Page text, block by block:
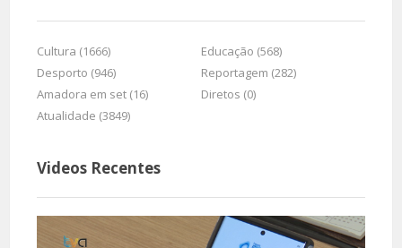
Cultura (1666)
Educação (568)
Desporto (946)
Reportagem (282)
Amadora em set (16)
Diretos (0)
Atualidade (3849)
Videos Recentes